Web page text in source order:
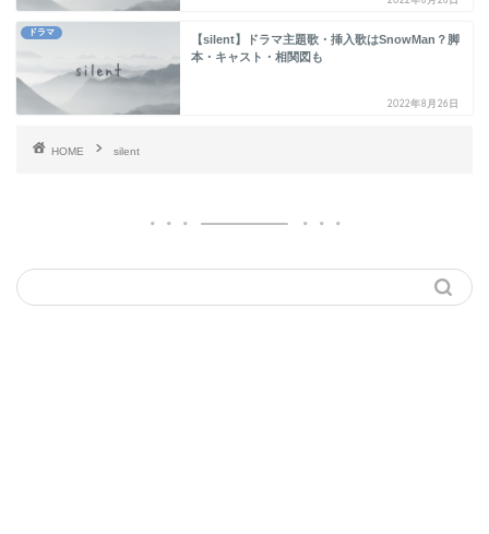
ドラマ
【silent】ドラマ主題歌・挿入歌はSnowMan？脚
本・キャスト・相関図も
2022年8月26日
HOME silent